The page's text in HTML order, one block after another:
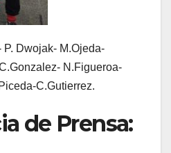
P. Dwojak- M.Ojeda-
N.Figueroa-
C.Gutierrez.
de Prensa: